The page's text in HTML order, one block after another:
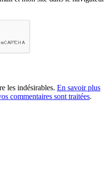
les indésirables. En savoir plus
commentaires sont traitées.